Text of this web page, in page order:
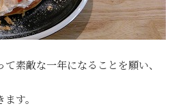
素敵な一年になることを願い、
す。